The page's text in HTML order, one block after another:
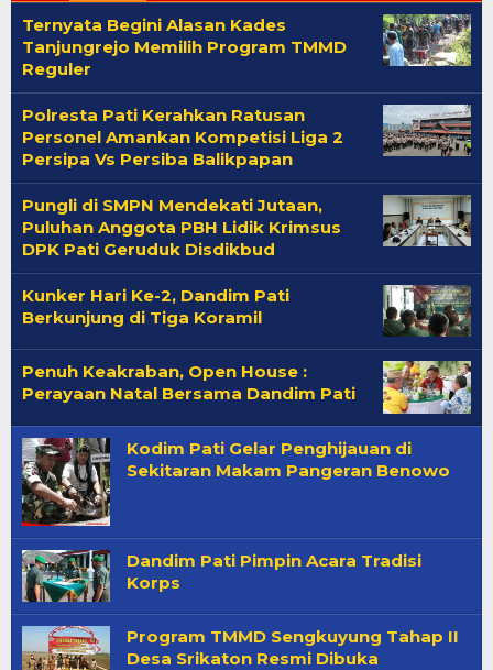
Ternyata Begini Alasan Kades
Tanjungrejo Memilih Program TMMD
Reguler
Polresta Pati Kerahkan Ratusan
Personel Amankan Kompetisi Liga 2
Persipa Vs Persiba Balikpapan
Pungli di SMPN Mendekati Jutaan,
Puluhan Anggota PBH Lidik Krimsus
DPK Pati Geruduk Disdikbud
Kunker Hari Ke-2, Dandim Pati
Berkunjung di Tiga Koramil
Penuh Keakraban, Open House :
Perayaan Natal Bersama Dandim Pati
Kodim Pati Gelar Penghijauan di
Sekitaran Makam Pangeran Benowo
Dandim Pati Pimpin Acara Tradisi
Korps
Program TMMD Sengkuyung Tahap II
Desa Srikaton Resmi Dibuka